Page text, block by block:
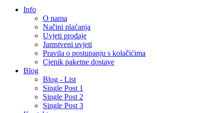
Info
O nama
Načini plaćanja
Uvjeti prodaje
Jamstveni uvjeti
Pravila o postupanju s kolačićima
Cjenik paketne dostave
Blog
Blog - List
Single Post 1
Single Post 2
Single Post 3